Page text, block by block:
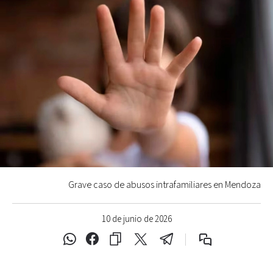
10 de junio de 2026
Grave caso de abusos intrafamiliares en Mendoza